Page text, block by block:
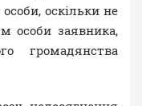
оскільки не
особи заявника,
громадянства